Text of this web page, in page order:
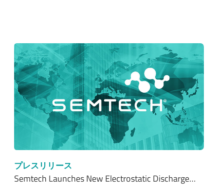
プレスリリース
Semtech Launches New Electrostatic Discharge…